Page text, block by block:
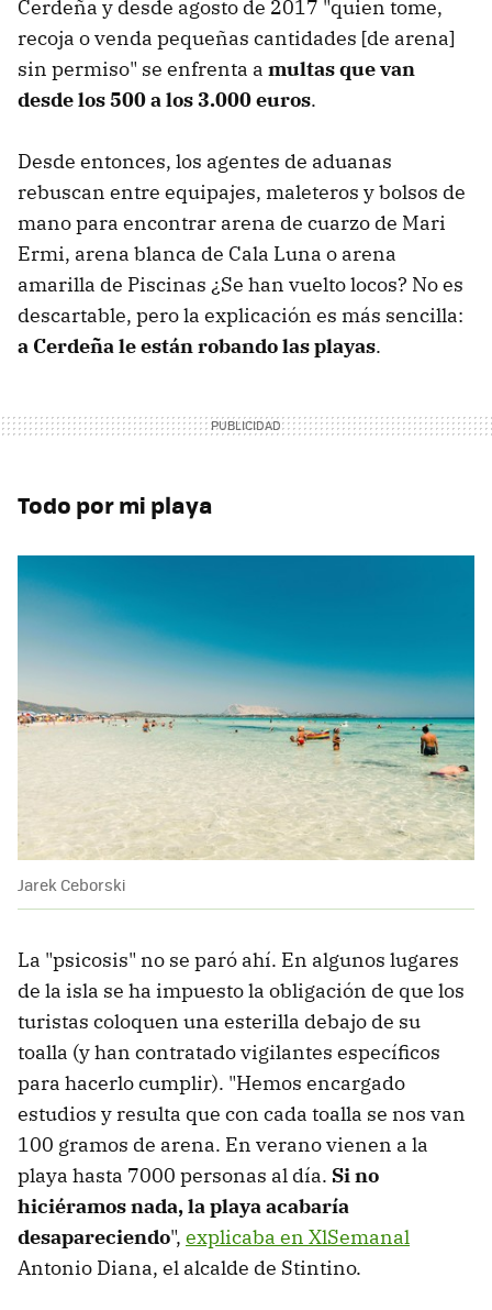
Cerdeña y desde agosto de 2017 "quien tome,
recoja o venda pequeñas cantidades [de arena]
sin permiso" se enfrenta a multas que van
desde los 500 a los 3.000 euros.
Desde entonces, los agentes de aduanas
rebuscan entre equipajes, maleteros y bolsos de
mano para encontrar arena de cuarzo de Mari
Ermi, arena blanca de Cala Luna o arena
amarilla de Piscinas ¿Se han vuelto locos? No es
descartable, pero la explicación es más sencilla:
a Cerdeña le están robando las playas.
Todo por mi playa
Jarek Ceborski
La "psicosis" no se paró ahí. En algunos lugares
de la isla se ha impuesto la obligación de que los
turistas coloquen una esterilla debajo de su
toalla (y han contratado vigilantes específicos
para hacerlo cumplir). "Hemos encargado
estudios y resulta que con cada toalla se nos van
100 gramos de arena. En verano vienen a la
playa hasta 7000 personas al día. Si no
hiciéramos nada, la playa acabaría
desapareciendo", explicaba en XlSemanal
Antonio Diana, el alcalde de Stintino.